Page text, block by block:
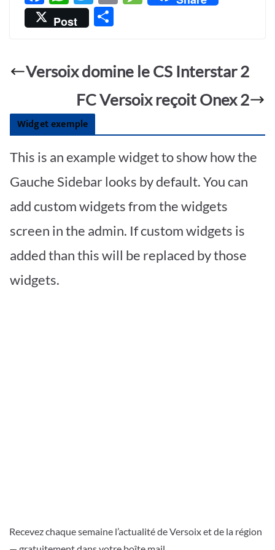
ac
e
o
k
h
at
A
p
p
w
itt
e
Post
g
er
Versoix domine le CS Interstar 2
FC Versoix reçoit Onex 2
Widget exemple
This is an example widget to show how the
Gauche Sidebar looks by default. You can
add custom widgets from the widgets
screen in the admin. If custom widgets is
added than this will be replaced by those
widgets.
Recevez chaque semaine l’actualité de Versoix et de la région